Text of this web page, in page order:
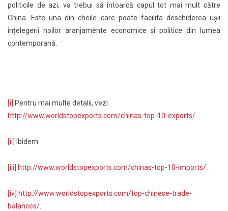
politicile de azi, va trebui să întoarcă capul tot mai mult către
China. Este una din cheile care poate facilita deschiderea ușii
înțelegerii noilor aranjamente economice și politice din lumea
contemporană.
[i] Pentru mai multe detalii, vezi
http://www.worldstopexports.com/chinas-top-10-exports/
[ii] Ibidem.
[iii] http://www.worldstopexports.com/chinas-top-10-imports/
[iv] http://www.worldstopexports.com/top-chinese-trade-
balances/